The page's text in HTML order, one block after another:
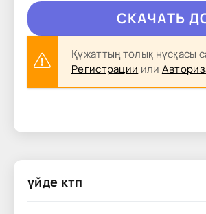
CКAЧAТЬ
Құжаттың толық нұсқасы
Регистрации или
үйде ктп